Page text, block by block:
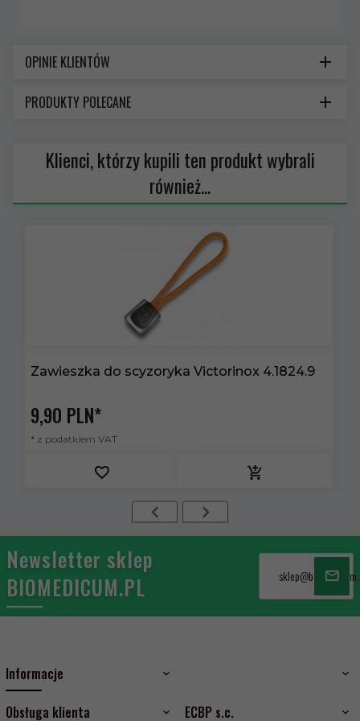
OPINIE KLIENTÓW
PRODUKTY POLECANE
Klienci, którzy kupili ten produkt wybrali
również...
Zawieszka do scyzoryka Victorinox 4.1824.9
9,90 PLN*
* z podatkiem VAT
Newsletter sklep
BIOMEDICUM.PL
Informacje
Obsługa klienta
ECBP s.c.